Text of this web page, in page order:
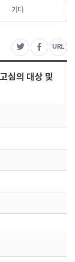
기타
트위터페이스북
URL주
심의 대상 및